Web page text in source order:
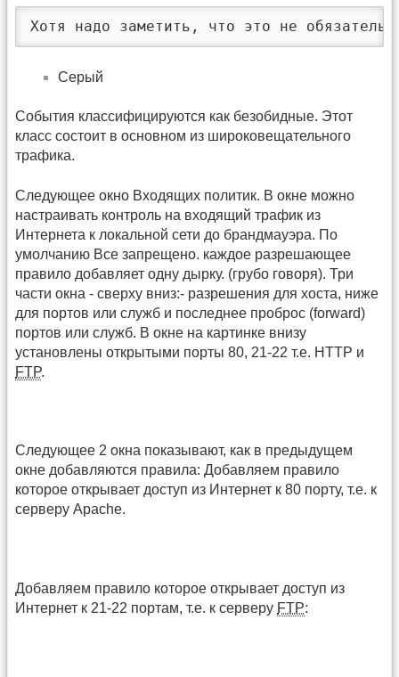
Хотя надо заметить, что это не
Серый
События классифицируются как безобидные. Этот
класс состоит в основном из широковещательного
трафика.
Следующее окно Входящих политик. В окне можно
настраивать контроль на входящий трафик из
Интернета к локальной сети до брандмауэра. По
умолчанию Все запрещено. каждое разрешающее
правило добавляет одну дырку. (грубо говоря). Три
части окна - сверху вниз:- разрешения для хоста, ниже
для портов или служб и последнее проброс (forward)
портов или служб. В окне на картинке внизу
установлены открытыми порты 80, 21-22 т.е. HTTP и
FTP.
Следующее 2 окна показывают, как в предыдущем
окне добавляются правила: Добавляем правило
которое открывает доступ из Интернет к 80 порту, т.е. к
серверу Apache.
Добавляем правило которое открывает доступ из
Интернет к 21-22 портам, т.е. к серверу FTP: